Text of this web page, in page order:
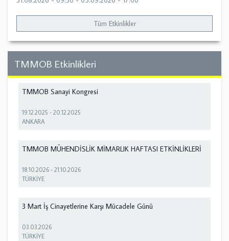
Tüm Etkinlikler
TMMOB Etkinlikleri
TMMOB Sanayi Kongresi
19.12.2025 -20.12.2025
ANKARA
TMMOB MÜHENDİSLİK MİMARLIK HAFTASI ETKİNLİKLERİ
18.10.2026 -21.10.2026
TÜRKİYE
3 Mart İş Cinayetlerine Karşı Mücadele Günü
03.03.2026
TÜRKİYE